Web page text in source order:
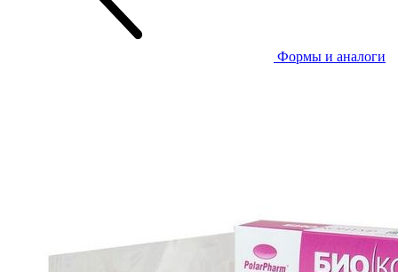
Формы и аналоги